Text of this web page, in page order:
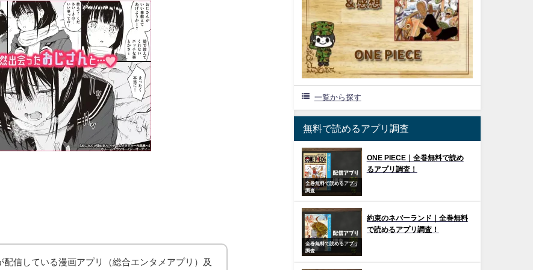
配信している漫画アプリ（総合エンタメアプリ）及
一覧から探す
無料で読めるアプリ調査
全巻無料で読めるアプリ
調査
ONE PIECE｜全巻無料で読め
るアプリ調査！
全巻無料で読めるアプリ
調査
約束のネバーランド｜全巻無料
で読めるアプリ調査！